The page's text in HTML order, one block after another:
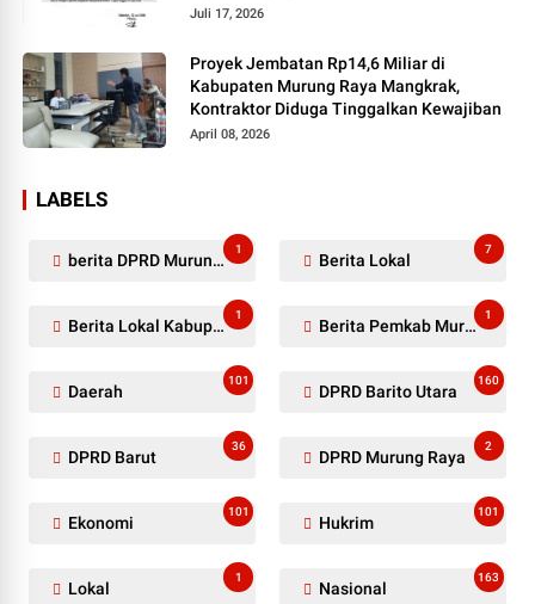
Juli 17, 2026
Proyek Jembatan Rp14,6 Miliar di
Kabupaten Murung Raya Mangkrak,
Kontraktor Diduga Tinggalkan Kewajiban
April 08, 2026
LABELS
berita DPRD Murung Raya
1
Berita Lokal
7
Berita Lokal Kabupaten Barito Utara
1
Berita Pemkab Murung Raya
1
Daerah
101
DPRD Barito Utara
160
DPRD Barut
36
DPRD Murung Raya
2
Ekonomi
101
Hukrim
101
Lokal
1
Nasional
163